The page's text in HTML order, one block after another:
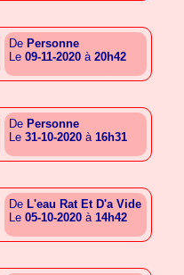
De Personne
Le 09-11-2020 à 20h42
De Personne
Le 31-10-2020 à 16h31
De L'eau Rat Et D'a Vide
Le 05-10-2020 à 14h42